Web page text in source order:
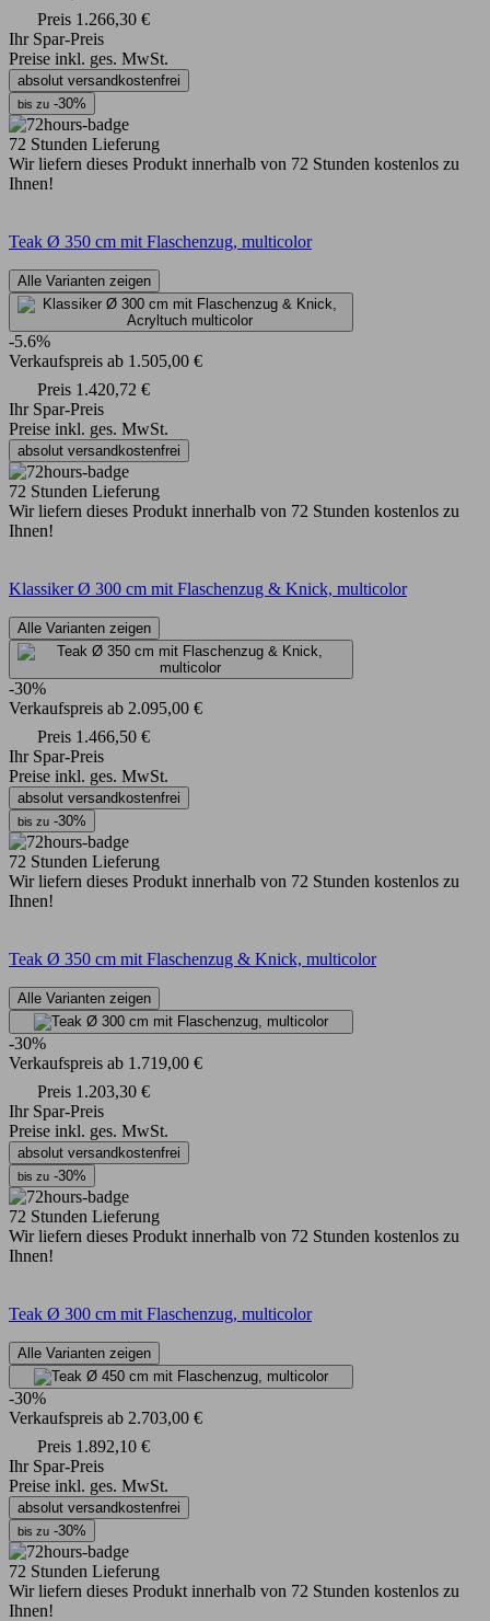
Preis 1.266,30 €
Ihr Spar-Preis
Preise inkl. ges. MwSt.
absolut versandkostenfrei
bis zu -30%
72 Stunden Lieferung
Wir liefern dieses Produkt innerhalb von 72 Stunden kostenlos zu
Ihnen!
Teak Ø 350 cm mit Flaschenzug, multicolor
Alle Varianten zeigen
-5.6%
Verkaufspreis ab 1.505,00 €
Preis 1.420,72 €
Ihr Spar-Preis
Preise inkl. ges. MwSt.
absolut versandkostenfrei
72 Stunden Lieferung
Wir liefern dieses Produkt innerhalb von 72 Stunden kostenlos zu
Ihnen!
Klassiker Ø 300 cm mit Flaschenzug & Knick, multicolor
Alle Varianten zeigen
-30%
Verkaufspreis ab 2.095,00 €
Preis 1.466,50 €
Ihr Spar-Preis
Preise inkl. ges. MwSt.
absolut versandkostenfrei
bis zu -30%
72 Stunden Lieferung
Wir liefern dieses Produkt innerhalb von 72 Stunden kostenlos zu
Ihnen!
Teak Ø 350 cm mit Flaschenzug & Knick, multicolor
Alle Varianten zeigen
-30%
Verkaufspreis ab 1.719,00 €
Preis 1.203,30 €
Ihr Spar-Preis
Preise inkl. ges. MwSt.
absolut versandkostenfrei
bis zu -30%
72 Stunden Lieferung
Wir liefern dieses Produkt innerhalb von 72 Stunden kostenlos zu
Ihnen!
Teak Ø 300 cm mit Flaschenzug, multicolor
Alle Varianten zeigen
-30%
Verkaufspreis ab 2.703,00 €
Preis 1.892,10 €
Ihr Spar-Preis
Preise inkl. ges. MwSt.
absolut versandkostenfrei
bis zu -30%
72 Stunden Lieferung
Wir liefern dieses Produkt innerhalb von 72 Stunden kostenlos zu
Ihnen!